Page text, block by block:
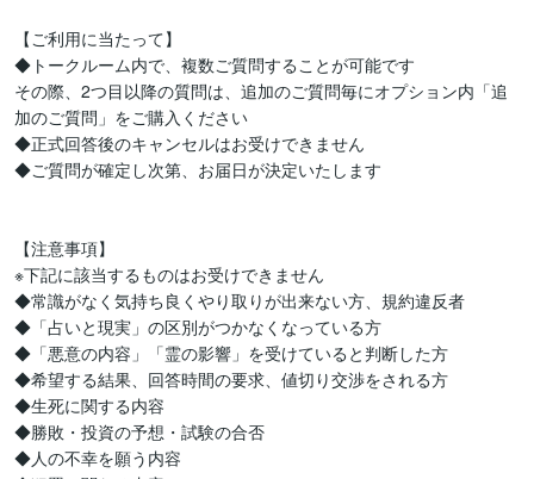
【ご利用に当たって】
◆トークルーム内で、複数ご質問することが可能です
その際、2つ目以降の質問は、追加のご質問毎にオプション内「追
加のご質問」をご購入ください
◆正式回答後のキャンセルはお受けできません
◆ご質問が確定し次第、お届日が決定いたします
【注意事項】
※下記に該当するものはお受けできません
◆常識がなく気持ち良くやり取りが出来ない方、規約違反者
◆「占いと現実」の区別がつかなくなっている方
◆「悪意の内容」「霊の影響」を受けていると判断した方
◆希望する結果、回答時間の要求、値切り交渉をされる方
◆生死に関する内容
◆勝敗・投資の予想・試験の合否
◆人の不幸を願う内容